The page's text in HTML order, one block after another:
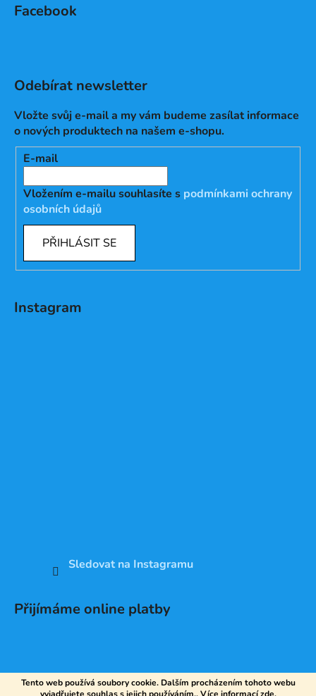
Tento web používá soubory cookie. Dalším procházením tohoto webu
Facebook
Odebírat newsletter
Vložte svůj e-mail a my vám budeme zasílat informace
o nových produktech na našem e-shopu.
E-mail
Vložením e-mailu souhlasíte s podmínkami ochrany
osobních údajů
PŘIHLÁSIT SE
Instagram
Sledovat na Instagramu
Přijímáme online platby